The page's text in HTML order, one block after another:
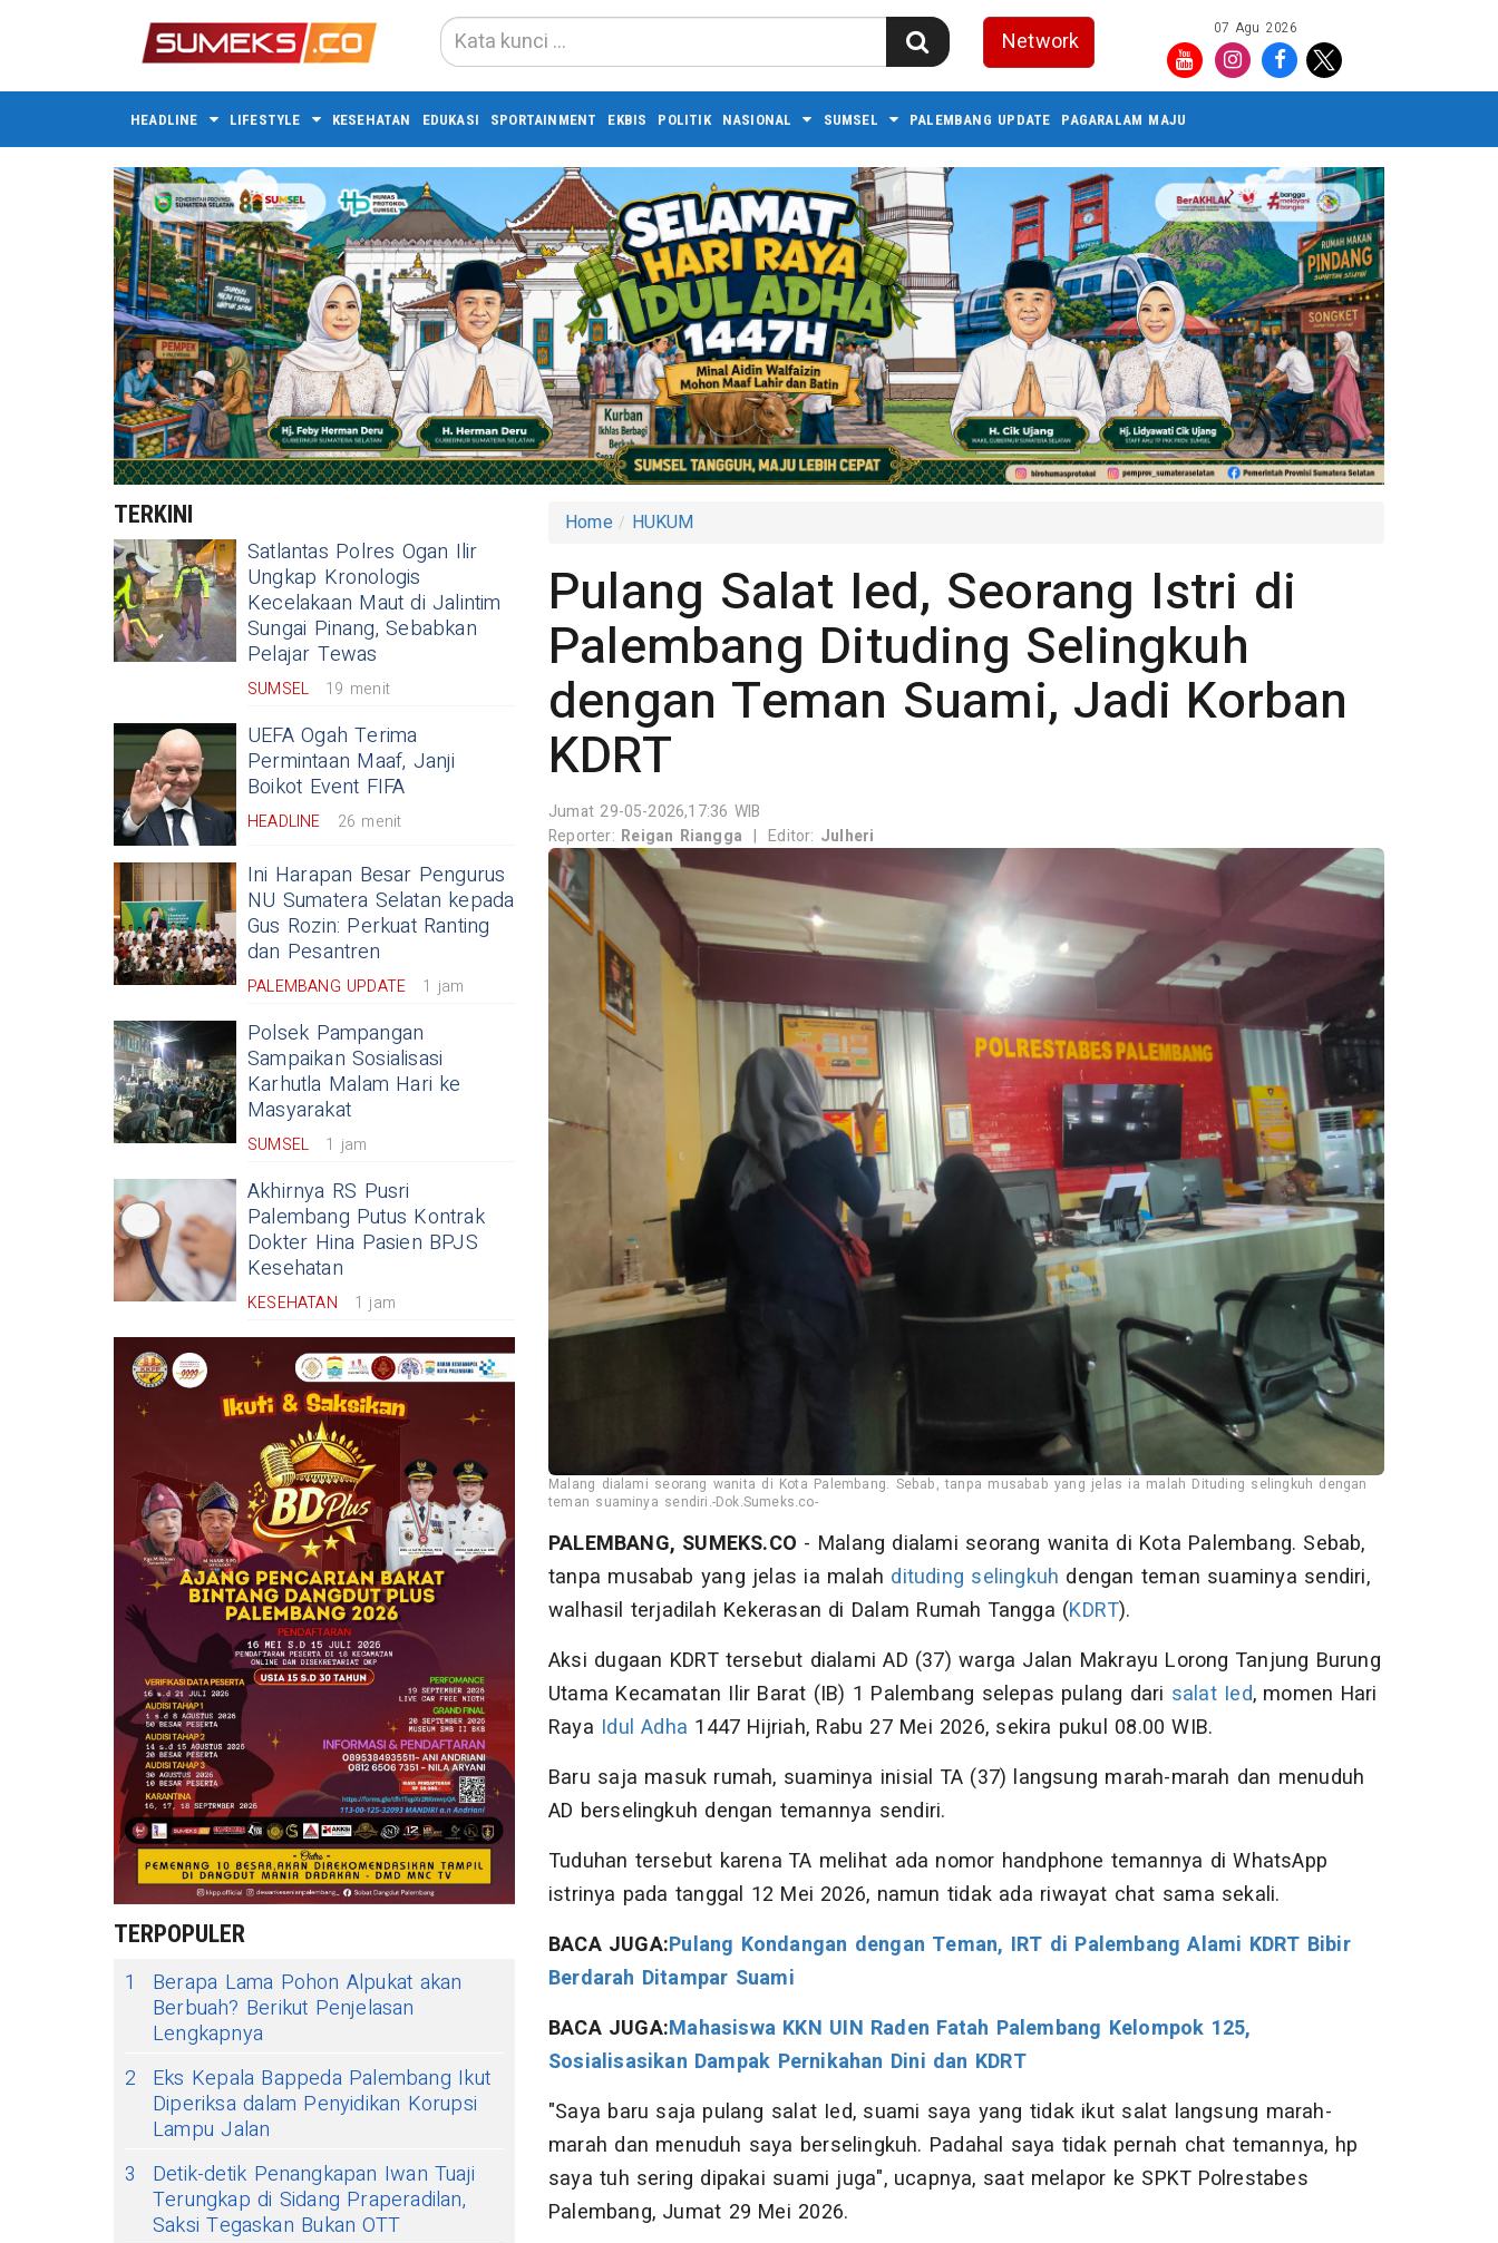
Network 07 Agu 2026
HEADLINE LIFESTYLE KESEHATAN EDUKASI SPORTAINMENT EKBIS POLITIK NASIONAL SUMSEL PALEMBANG UPDATE PAGARALAM MAJU
TERKINI
Satlantas Polres Ogan Ilir
Ungkap Kronologis
Kecelakaan Maut di Jalintim
Sungai Pinang, Sebabkan
Pelajar Tewas
SUMSEL 19 menit
UEFA Ogah Terima
Permintaan Maaf, Janji
Boikot Event FIFA
HEADLINE 26 menit
Ini Harapan Besar Pengurus
NU Sumatera Selatan kepada
Gus Rozin: Perkuat Ranting
dan Pesantren
PALEMBANG UPDATE 1 jam
Polsek Pampangan
Sampaikan Sosialisasi
Karhutla Malam Hari ke
Masyarakat
SUMSEL 1 jam
Akhirnya RS Pusri
Palembang Putus Kontrak
Dokter Hina Pasien BPJS
Kesehatan
KESEHATAN 1 jam
TERPOPULER
1
Berapa Lama Pohon Alpukat akan
Berbuah? Berikut Penjelasan
Lengkapnya
2
Eks Kepala Bappeda Palembang Ikut
Diperiksa dalam Penyidikan Korupsi
Lampu Jalan
3
Detik-detik Penangkapan Iwan Tuaji
Terungkap di Sidang Praperadilan,
Saksi Tegaskan Bukan OTT
Home HUKUM
Pulang Salat Ied, Seorang Istri di
Palembang Dituding Selingkuh
dengan Teman Suami, Jadi Korban
KDRT
Jumat 29-05-2026,17:36 WIB
Reporter: Reigan Riangga | Editor: Julheri
Malang dialami seorang wanita di Kota Palembang. Sebab, tanpa musabab yang jelas ia malah Dituding selingkuh dengan
teman suaminya sendiri.-Dok.Sumeks.co-
PALEMBANG, SUMEKS.CO - Malang dialami seorang wanita di Kota Palembang. Sebab,
tanpa musabab yang jelas ia malah dituding selingkuh dengan teman suaminya sendiri,
walhasil terjadilah Kekerasan di Dalam Rumah Tangga (KDRT).
Aksi dugaan KDRT tersebut dialami AD (37) warga Jalan Makrayu Lorong Tanjung Burung
Utama Kecamatan Ilir Barat (IB) 1 Palembang selepas pulang dari salat Ied, momen Hari
Raya Idul Adha 1447 Hijriah, Rabu 27 Mei 2026, sekira pukul 08.00 WIB.
Baru saja masuk rumah, suaminya inisial TA (37) langsung marah-marah dan menuduh
AD berselingkuh dengan temannya sendiri.
Tuduhan tersebut karena TA melihat ada nomor handphone temannya di WhatsApp
istrinya pada tanggal 12 Mei 2026, namun tidak ada riwayat chat sama sekali.
BACA JUGA:Pulang Kondangan dengan Teman, IRT di Palembang Alami KDRT Bibir
Berdarah Ditampar Suami
BACA JUGA:Mahasiswa KKN UIN Raden Fatah Palembang Kelompok 125,
Sosialisasikan Dampak Pernikahan Dini dan KDRT
"Saya baru saja pulang salat Ied, suami saya yang tidak ikut salat langsung marah-
marah dan menuduh saya berselingkuh. Padahal saya tidak pernah chat temannya, hp
saya tuh sering dipakai suami juga", ucapnya, saat melapor ke SPKT Polrestabes
Palembang, Jumat 29 Mei 2026.